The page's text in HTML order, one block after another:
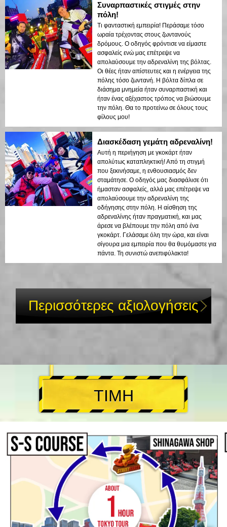
Συναρπαστικές στιγμές στην
πόλη!
Τι φανταστική εμπειρία! Περάσαμε τόσο
ωραία τρέχοντας στους ζωντανούς
δρόμους. Ο οδηγός φρόντισε να είμαστε
ασφαλείς ενώ μας επέτρεψε να
απολαύσουμε την αδρεναλίνη της βόλτας.
Οι θέες ήταν απίστευτες και η ενέργεια της
πόλης τόσο ζωντανή. Η βόλτα δίπλα σε
διάσημα μνημεία ήταν συναρπαστική και
ήταν ένας αξέχαστος τρόπος να βιώσουμε
την πόλη. Θα το προτείνω σε όλους τους
φίλους μου!
Διασκέδαση γεμάτη αδρεναλίνη!
Αυτή η περιήγηση με γκοκάρτ ήταν
απολύτως καταπληκτική! Από τη στιγμή
που ξεκινήσαμε, η ενθουσιασμός δεν
σταμάτησε. Ο οδηγός μας διασφάλισε ότι
ήμασταν ασφαλείς, αλλά μας επέτρεψε να
απολαύσουμε την αδρεναλίνη της
οδήγησης στην πόλη. Η αίσθηση της
αδρεναλίνης ήταν πραγματική, και μας
άρεσε να βλέπουμε την πόλη από ένα
γκοκάρτ. Γελάσαμε όλη την ώρα, και είναι
σίγουρα μια εμπειρία που θα θυμόμαστε για
πάντα. Τη συνιστώ ανεπιφύλακτα!
Περισσότερες αξιολογήσεις
ΤΙΜΗ